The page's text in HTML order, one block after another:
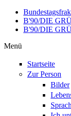
Direkt zum Inhalt
B'90/DIE
B'90/DIE
Menü
Startseite
Zur Person
Bilder